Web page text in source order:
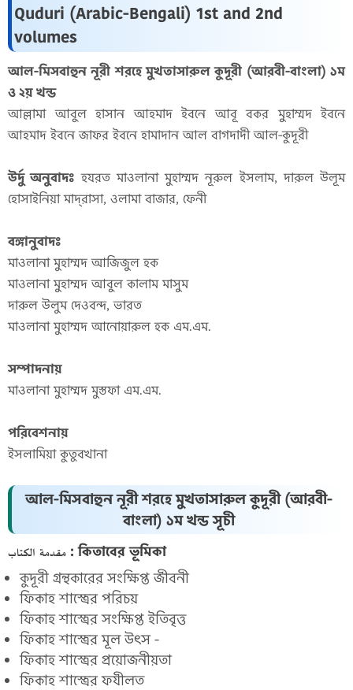
Quduri (Arabic-Bengali) 1st ‍and 2nd
volumes
আল-মিসবাহুন নূরী শরহে মুখতাসারুল কুদূরী (আরবী-বাংলা) ১ম
ও ২য় খন্ড
আল্লামা আবুল হাসান আহমাদ ইবনে আবূ বকর মুহাম্মদ ইবনে
আহমাদ ইবনে জাফর ইবনে হামাদান আল বাগদাদী আল-কুদূরী
উর্দু অনুবাদঃহযরত মাওলানা মুহাম্মদ নূরুল ইসলাম, দারুল উলূম
হোসাইনিয়া মাদ্‌রাসা, ওলামা বাজার, ফেনী
বঙ্গানুবাদঃ
মাওলানা মুহাম্মদ আজিজুল হক
মাওলানা মুহাম্মদ আবুল কালাম মাসুম
দারুল উলুম দেওবন্দ, ভারত
মাওলানা মুহাম্মদ আনোয়ারুল হক এম.এম.
সম্পাদনায়
মাওলানা মুহাম্মদ মুস্তফা এম.এম.
পরিবেশনায়
ইসলামিয়া কুতুবখানা
আল-মিসবাহুন নূরী শরহে মুখতাসারুল কুদূরী (আরবী-
বাংলা) ১ম খন্ড সূচী
مقدمة الكتاب : কিতাবের ভূমিকা
কুদূরী গ্রন্থকারের সংক্ষিপ্ত জীবনী
ফিকাহ শাস্ত্রের পরিচয়
ফিকাহ শাস্ত্রের সংক্ষিপ্ত ইতিবৃত্ত
ফিকাহ শাস্ত্রের মূল উৎস -
ফিকাহ শাস্ত্রের প্রয়োজনীয়তা
ফিকাহ শাস্ত্রের ফযীলত